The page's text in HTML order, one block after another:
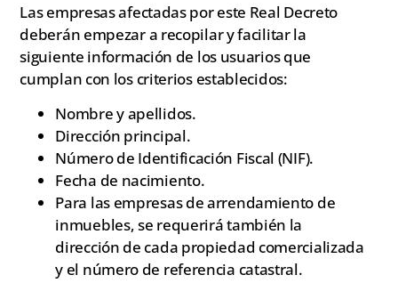
Las empresas afectadas por este Real Decreto
deberán empezar a recopilar y facilitar la
siguiente información de los usuarios que
cumplan con los criterios establecidos:
Nombre y apellidos.
Dirección principal.
Número de Identificación Fiscal (NIF).
Fecha de nacimiento.
Para las empresas de arrendamiento de
inmuebles, se requerirá también la
dirección de cada propiedad comercializada
y el número de referencia catastral.